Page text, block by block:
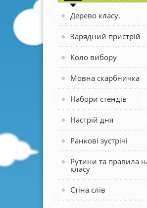
Дерево класу.
Зарядний пристрій
Коло вибору
Мовна скарбничка
Набори стендів
Настрій дня
Ранкові зустрічі
Рутини та правила
класу
Стіна слів